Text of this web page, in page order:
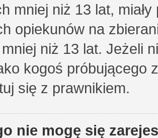
mniej niż 13 lat,
opiekunów na
niż 13 lat. Jeżeli
kogoś próbującego
się z prawnikiem.
nie mogę się